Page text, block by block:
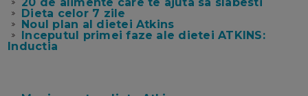
Dieta celor 7 zile
Noul plan al dietei Atkins
Inceputul primei faze ale dietei ATKINS:
Inductia